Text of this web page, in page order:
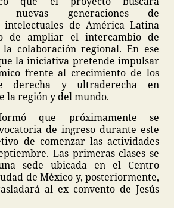
generaciones de
intelectuales de América Latina
de ampliar el intercambio de
colaboración regional. En ese
la iniciativa pretende impulsar
frente al crecimiento de los
derecha y ultraderecha en
la región y del mundo.
que próximamente se
de ingreso durante este
de comenzar las actividades
Las primeras clases se
sede ubicada en el Centro
de México y, posteriormente,
al ex convento de Jesús